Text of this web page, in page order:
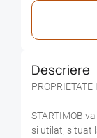
Descriere
PROPRIETATE
STARTIMOB
si utilat, situat